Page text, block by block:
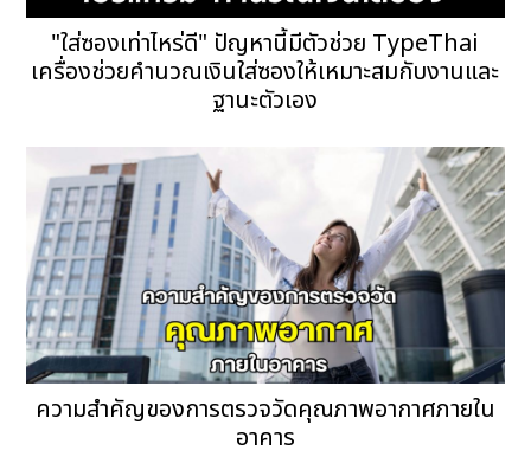
"ใส่ซองเท่าไหร่ดี" ปัญหานี้มีตัวช่วย TypeThai
เครื่องช่วยคำนวณเงินใส่ซองให้เหมาะสมกับงานและ
ฐานะตัวเอง
ความสำคัญของการตรวจวัดคุณภาพอากาศภายใน
อาคาร